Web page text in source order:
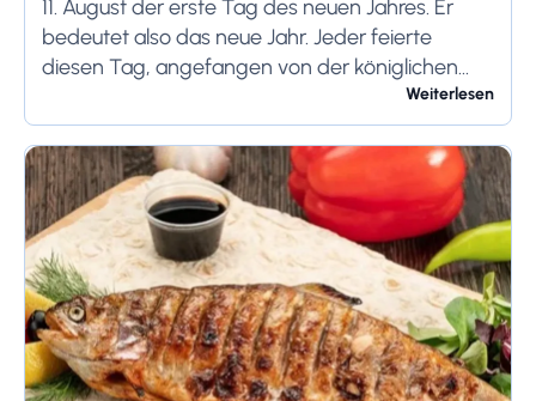
11. August der erste Tag des neuen Jahres. Er
bedeutet also das neue Jahr. Jeder feierte
diesen Tag, angefangen von der königlichen
Familie bis hin zu den örtlichen Bauern....Weiterlesen